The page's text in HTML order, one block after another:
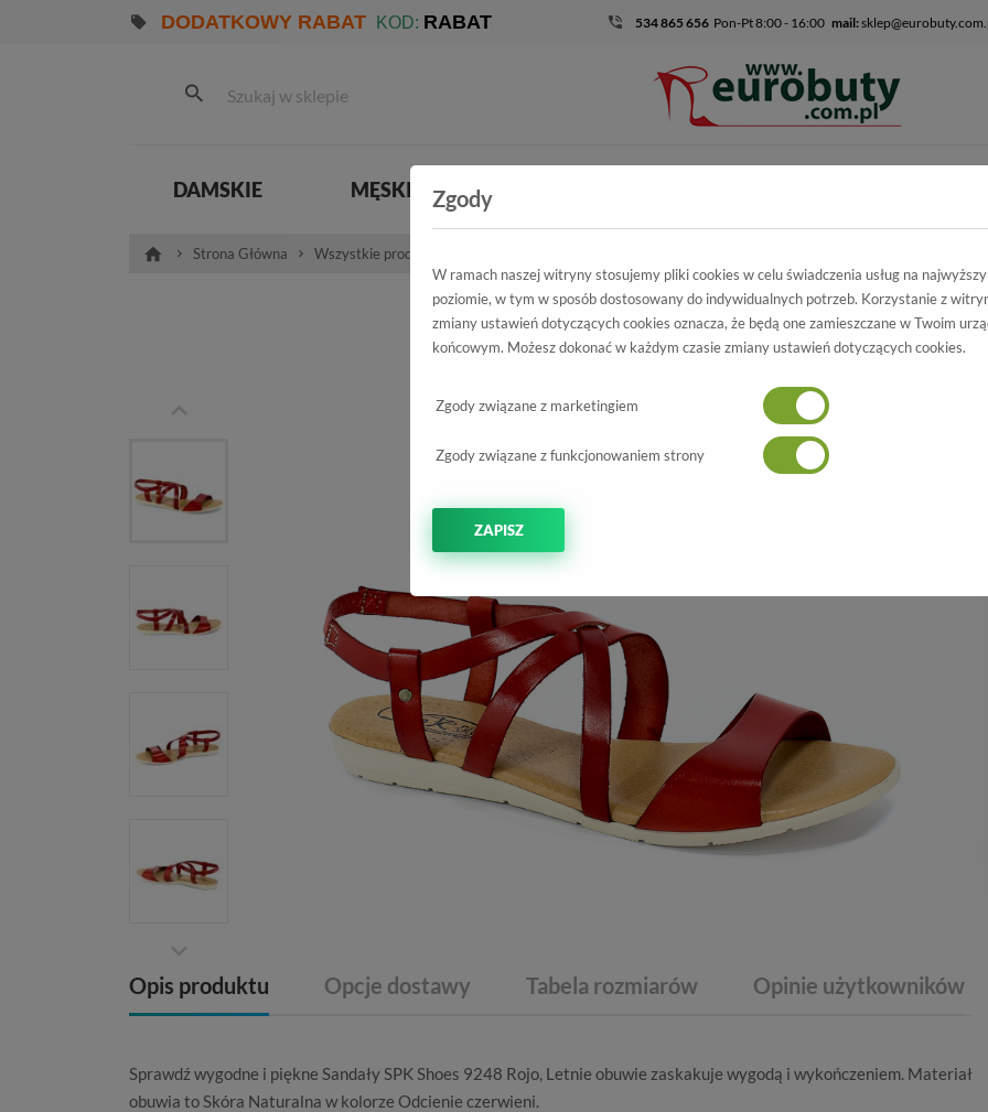
DODATKOWY RABAT KOD: RABAT 534 865 656 Pon-Pt 8:00 - 16:00 mail:
DAMSKIE MĘSKIE
Strona Główna Wszystkie produkty
Sandały SPK Shoes
9248 Rojo
-50%
Opis produktu Opcje dostawy Tabela rozmiarów Opinie użytkowników
Sprawdź wygodne i piękne Sandały SPK Shoes 9248 Rojo, Letnie obuwie zaskakuje wygodą i wykończeniem. Materiał
obuwia toSkóra Naturalna w kolorze Odcienie czerwieni.
Zgody
W ramach naszej witryny stosujemy pliki cookies w celu świadczenia usług na
poziomie, w tym w sposób dostosowany do indywidualnych potrzeb. Korzystanie z
zmiany ustawień dotyczących cookies oznacza, że będą one zamieszczane w Twoim
końcowym. Możesz dokonać w każdym czasie zmiany ustawień dotyczących cookies.
Zgody związane z marketingiem
Zgody związane z funkcjonowaniem strony
ZAPISZ